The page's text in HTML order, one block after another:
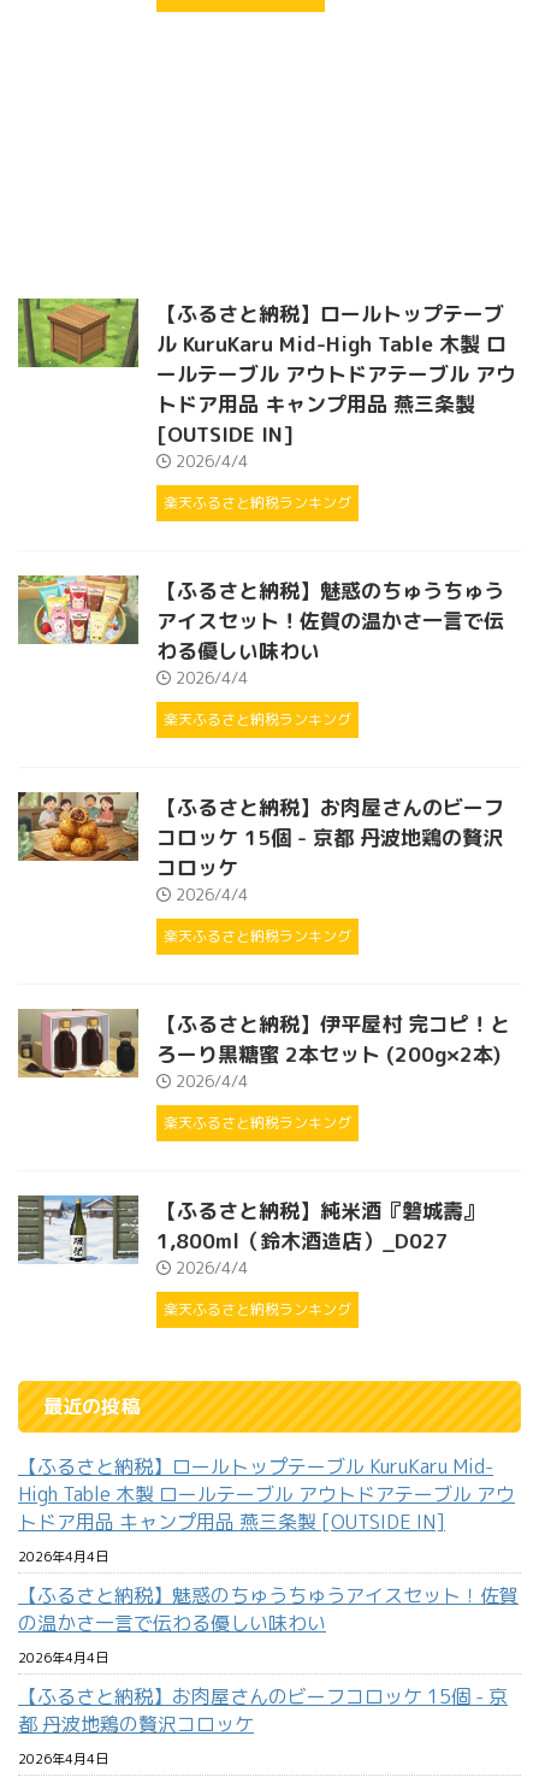
【ふるさと納税】ロールトップテーブ
ル KuruKaru Mid-High Table 木製 ロ
ールテーブル アウトドアテーブル アウ
トドア用品 キャンプ用品 燕三条製
[OUTSIDE IN]
2026/4/4
楽天ふるさと納税ランキング
【ふるさと納税】魅惑のちゅうちゅう
アイスセット！佐賀の温かさ一言で伝
わる優しい味わい
2026/4/4
楽天ふるさと納税ランキング
【ふるさと納税】お肉屋さんのビーフ
コロッケ 15個 - 京都 丹波地鶏の贅沢
コロッケ
2026/4/4
楽天ふるさと納税ランキング
【ふるさと納税】伊平屋村 完コピ！と
ろーり黒糖蜜 2本セット (200g×2本)
2026/4/4
楽天ふるさと納税ランキング
【ふるさと納税】純米酒『磐城壽』
1,800ml（鈴木酒造店）_D027
2026/4/4
楽天ふるさと納税ランキング
最近の投稿
【ふるさと納税】ロールトップテーブル KuruKaru Mid-
High Table 木製 ロールテーブル アウトドアテーブル アウ
トドア用品 キャンプ用品 燕三条製 [OUTSIDE IN]
2026年4月4日
【ふるさと納税】魅惑のちゅうちゅうアイスセット！佐賀
の温かさ一言で伝わる優しい味わい
2026年4月4日
【ふるさと納税】お肉屋さんのビーフコロッケ 15個 - 京
都 丹波地鶏の贅沢コロッケ
2026年4月4日